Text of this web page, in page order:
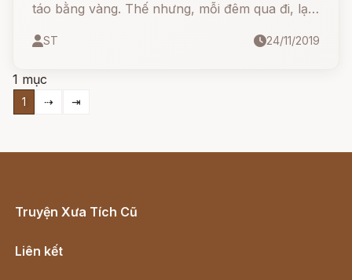
táo bằng vàng. Thế nhưng, mỗi đêm qua đi, lại
ST 24/11/2019
1 mục
1 ⇢ ⇥
Truyện Xưa Tích Cũ
Liên kết